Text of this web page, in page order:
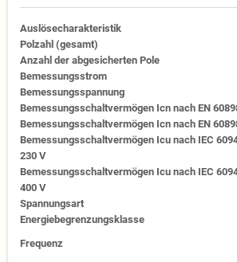
Auslösecharakteristik
Polzahl (gesamt)
Anzahl der abgesicherten Pole
Bemessungsstrom
Bemessungsspannung
Bemessungsschaltvermögen Icn nach EN
Bemessungsschaltvermögen Icn nach EN
Bemessungsschaltvermögen Icu nach IEC
230 V
Bemessungsschaltvermögen Icu nach IEC
400 V
Spannungsart
Energiebegrenzungsklasse
Frequenz